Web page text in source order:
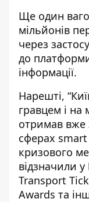
Ще один
мільйонів
через
до
інформації.
Нарешті,
гравцем і на
отримав вже
сферах smart
кризового
відзначили
Transport
Awards та